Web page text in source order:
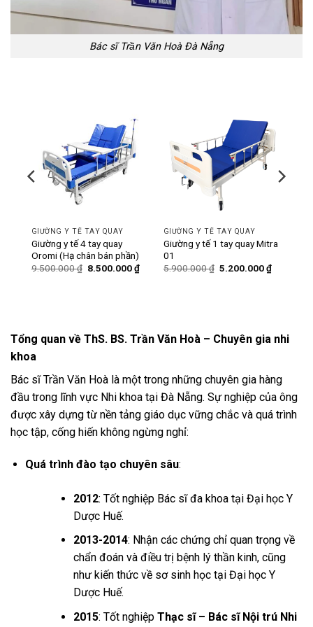
Bác sĩ Trần Văn Hoà Đà Nẵng
GIƯỜNG Y TẾ TAY QUAY
Giường y tế 4 tay quay
Oromi (Hạ chân bán phần)
9.500.000₫ Giá
8.500.000₫Giá
hiện
GIƯỜNG Y TẾ TAY QUAY
Giường y tế 1 tay quay Mitra
01
5.900.000₫ Giá
5.200.000₫Giá
hiện
Tổng quan về ThS. BS. Trần Văn Hoà – Chuyên gia nhi
khoa
Bác sĩ Trần Văn Hoà là một trong những chuyên gia hàng
đầu trong lĩnh vực Nhi khoa tại Đà Nẵng. Sự nghiệp của ông
được xây dựng từ nền tảng giáo dục vững chắc và quá trình
học tập, cống hiến không ngừng nghỉ:
Quá trình đào tạo chuyên sâu:
2012: Tốt nghiệp Bác sĩ đa khoa tại Đại học Y
Dược Huế.
2013-2014: Nhận các chứng chỉ quan trọng về
chẩn đoán và điều trị bệnh lý thần kinh, cũng
như kiến thức về sơ sinh học tại Đại học Y
Dược Huế.
2015: Tốt nghiệp Thạc sĩ – Bác sĩ Nội trú Nhi